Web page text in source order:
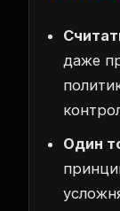
даже
Один